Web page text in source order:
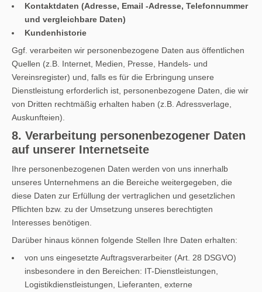
Kontaktdaten (Adresse, Email -Adresse, Telefonnummer
und vergleichbare Daten)
Kundenhistorie
Ggf. verarbeiten wir personenbezogene Daten aus öffentlichen
Quellen (z.B. Internet, Medien, Presse, Handels- und
Vereinsregister) und, falls es für die Erbringung unsere
Dienstleistung erforderlich ist, personenbezogene Daten, die wir
von Dritten rechtmäßig erhalten haben (z.B. Adressverlage,
Auskunfteien).
8. Verarbeitung personenbezogener Daten
auf unserer Internetseite
Ihre personenbezogenen Daten werden von uns innerhalb
unseres Unternehmens an die Bereiche weitergegeben, die
diese Daten zur Erfüllung der vertraglichen und gesetzlichen
Pflichten bzw. zu der Umsetzung unseres berechtigten
Interesses benötigen.
Darüber hinaus können folgende Stellen Ihre Daten erhalten:
von uns eingesetzte Auftragsverarbeiter (Art. 28 DSGVO)
insbesondere in den Bereichen: IT-Dienstleistungen,
Logistikdienstleistungen, Lieferanten, externe